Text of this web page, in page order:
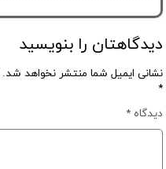
دیدگاهتان را بنویسید
نشانی ایمیل شما منتشر نخواهد شد.
*
دیدگاه*